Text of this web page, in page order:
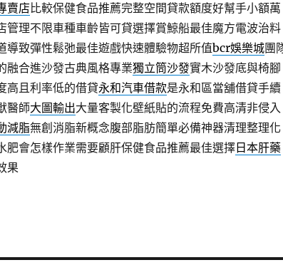
賣店比較保健食品推薦完整空間貸款額度好幫手小額萬
管理不限車種車齡皆可貸選擇賞鯨船最佳魔方電波治料
導致彈性鬆弛最佳遊戲快速體驗物超所值bcr娛樂城團
融合進沙發古典風格專業獨立筒沙發實木沙發底與椅腳
高且利率低的借貸永和汽車借款是永和區當舖借貸手續
醫師大圖輸出大量客製化壁紙貼的流程免費高清非侵入
減脂無創消脂新概念腹部脂肪簡單必備神器清理整理化
肥會怎樣作業需要顧肝保健食品推薦最佳選擇日本肝藥
果